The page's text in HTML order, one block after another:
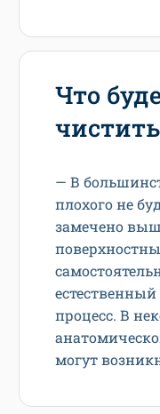
Что
— В
плохого не
замечено
процесс. В
могут